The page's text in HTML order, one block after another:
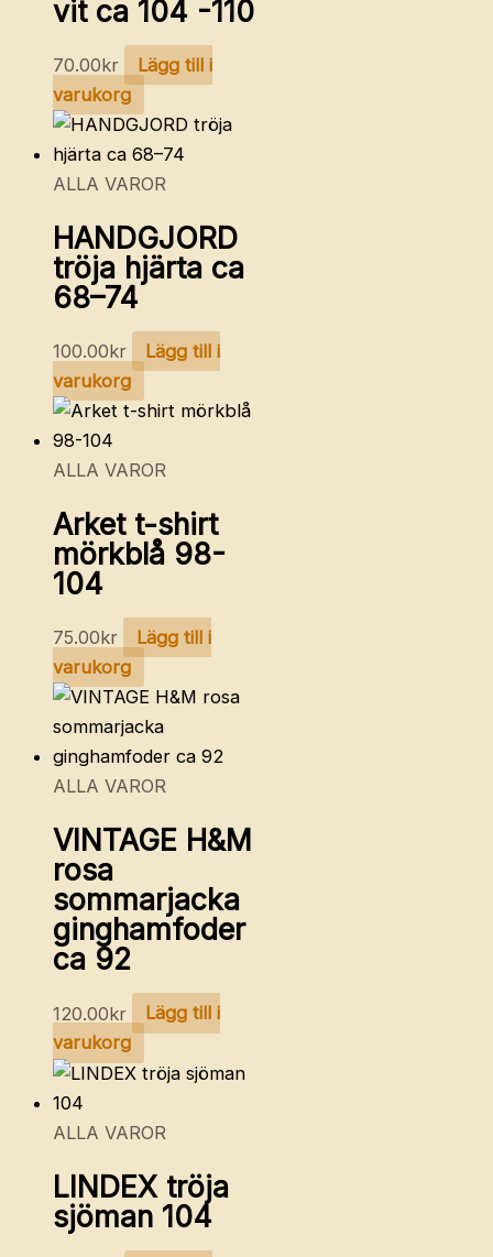
vit ca 104 -110
70.00kr
Lägg till i
varukorg
ALLA VAROR
HANDGJORD
tröja hjärta ca
68–74
100.00kr
Lägg till i
varukorg
ALLA VAROR
Arket t-shirt
mörkblå 98-
104
75.00kr
Lägg till i
varukorg
ALLA VAROR
VINTAGE H&M
rosa
sommarjacka
ginghamfoder
ca 92
120.00kr
Lägg till i
varukorg
ALLA VAROR
LINDEX tröja
sjöman 104